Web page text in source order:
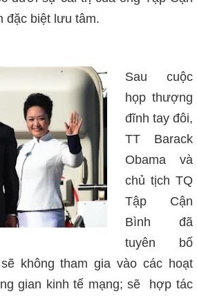
đặc biệt lưu tâm.
Sau cuộc
họp thượng
đĩnh tay đôi,
TT Barack
Obama và
chủ tịch TQ
Tập Cận
Bình đã
tuyên bố
không tham gia vào các hoạt
gian kinh tế mạng; sẽ hợp tác